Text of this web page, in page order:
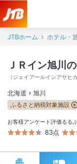
JTBホーム ホテル・
ＪＲイン旭川
（ ジェイアールインアサヒ
北海道 旭川
ふるさと納税対象施設
お客様アンケート評価
83点
るる